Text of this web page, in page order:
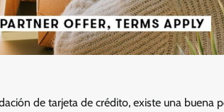
de tarjeta de crédito, existe una